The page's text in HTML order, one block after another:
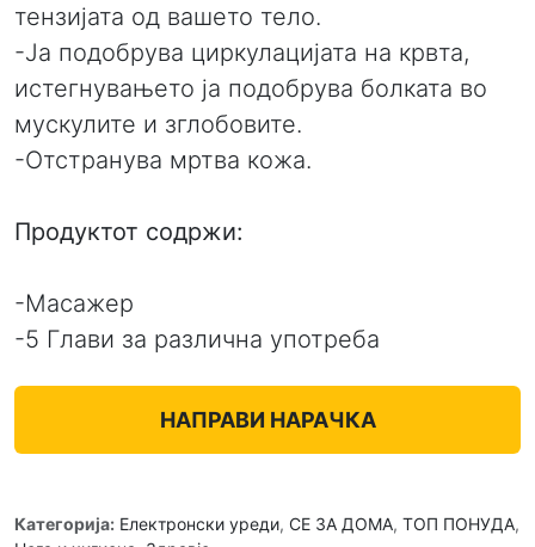
тензијата од вашето тело.
-Ја подобрува циркулацијата на крвта,
истегнувањето ја подобрува болката во
мускулите и зглобовите.
-Отстранува мртва кожа.
Продуктот содржи:
-Масажер
-5 Глави за различна употреба
НАПРАВИ НАРАЧКА
Категорија: Електронски уреди, СЕ ЗА ДОМА, ТОП ПОНУДА,